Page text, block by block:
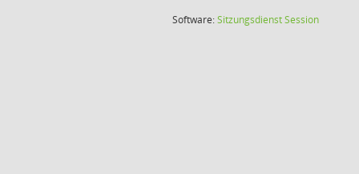
Software:SitzungsdienstSession(Wird in